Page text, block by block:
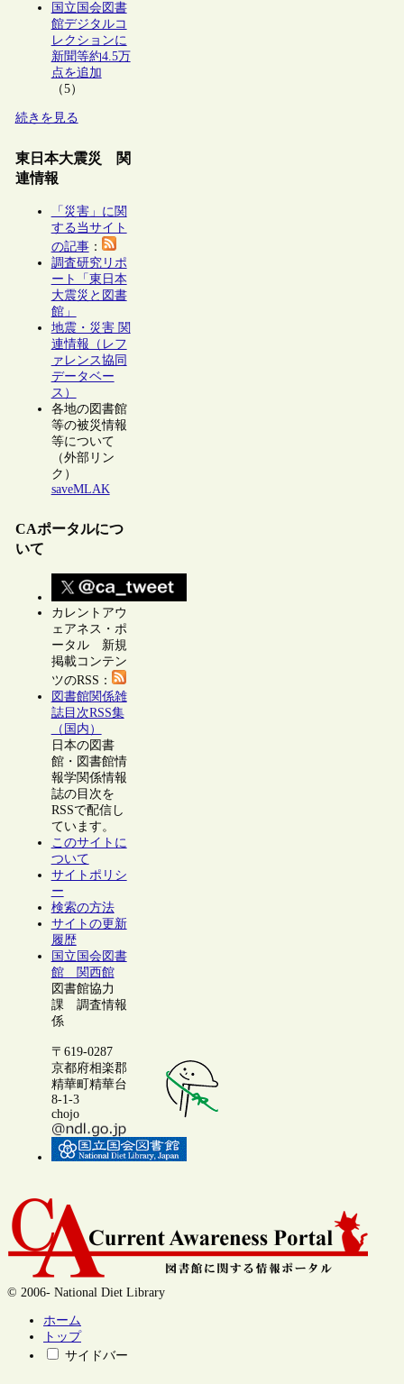
国立国会図書
館デジタルコ
レクションに
新聞等約4.5万
点を追加
（5）
続きを見る
東日本大震災 関
連情報
「災害」に関
する当サイト
の記事：
調査研究リポ
ート「東日本
大震災と図書
館」
地震・災害 関
連情報（レフ
ァレンス協同
データベー
ス）
各地の図書館
等の被災情報
等について
（外部リン
ク）
saveMLAK
CAポータルにつ
いて
カレントアウ
ェアネス・ポ
ータル 新規
掲載コンテン
ツのRSS：
図書館関係雑
誌目次RSS集
（国内）
日本の図書
館・図書館情
報学関係情報
誌の目次を
RSSで配信し
ています。
このサイトに
ついて
サイトポリシ
ー
検索の方法
サイトの更新
履歴
国立国会図書
館 関西館
図書館協力
課 調査情報
係
〒619-0287
京都府相楽郡
精華町精華台
8-1-3
chojo
© 2006- National Diet Library
ホーム
トップ
サイドバー